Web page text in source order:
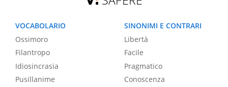
VOCABOLARIO
Ossimoro
Filantropo
Idiosincrasia
Pusillanime
SINONIMI E CONTRARI
Libertà
Facile
Pragmatico
Conoscenza